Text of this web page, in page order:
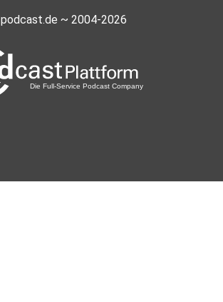
podcast.de ~ 2004-2026